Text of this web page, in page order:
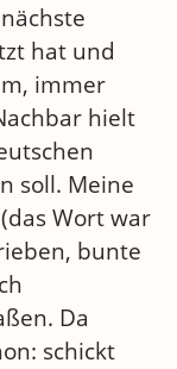
hat und
immer
hielt
soll. Meine
Wort war
bunte
Da
schickt